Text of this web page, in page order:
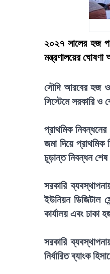
২০২৭ সালের হজ
মন্ত্রণালয়ের
সৌদি আরবের হজ ও
সিস্টেমে সরকারি ও
প্রাথমিক
জমা দিয়ে প্রাথমিক
চূড়ান্ত নিবন্ধন
সরকারি
ইউনিয়ন ডিজিটাল
কার্যালয় এবং
সরকারি
নির্ধারিত ব্যাংক